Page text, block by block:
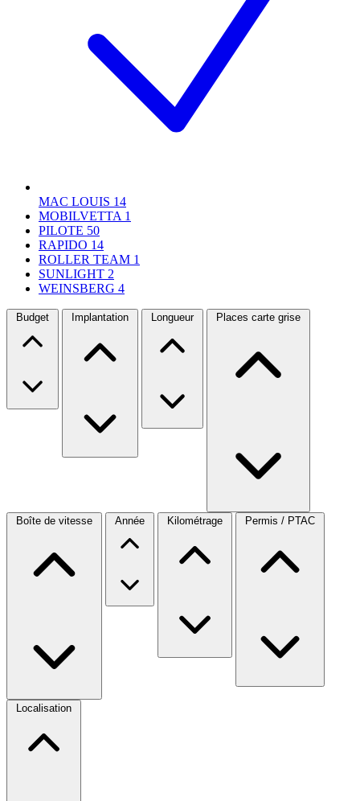
MAC LOUIS 14
MOBILVETTA 1
PILOTE 50
RAPIDO 14
ROLLER TEAM 1
SUNLIGHT 2
WEINSBERG 4
Budget Implantation Longueur Places carte grise
Boîte de vitesse Année Kilométrage Permis / PTAC
Localisation